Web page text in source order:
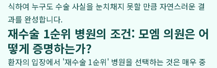
식하여 누구도 수술 사실을 눈치채지 못할 만큼 자연스러운 결
과를 완성합니다.
재수술 1순위 병원의 조건: 모엠 의원은 어
떻게 증명하는가?
환자의 입장에서 '재수술 1순위' 병원을 선택하는 것은 매우 중